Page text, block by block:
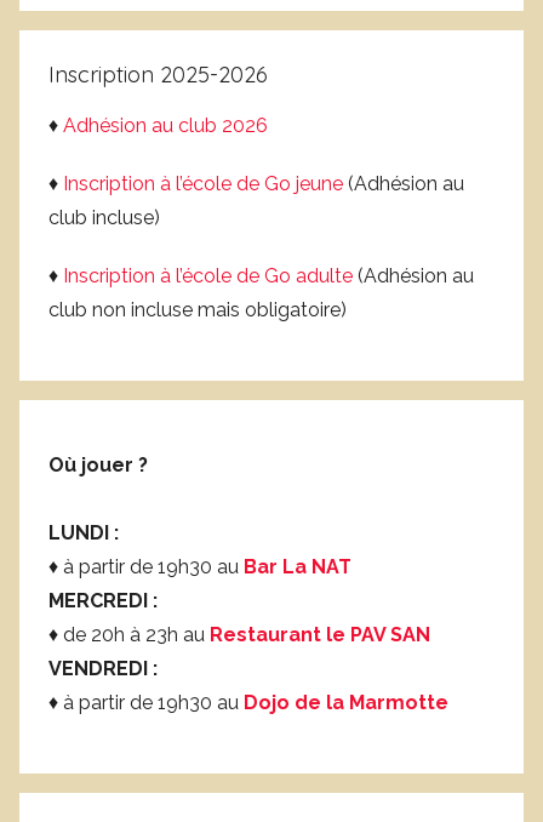
l
s
é
:
Inscription 2025-2026
♦ Adhésion au club 2026
♦ Inscription à l’école de Go jeune (Adhésion au
club incluse)
♦ Inscription à l’école de Go adulte (Adhésion au
club non incluse mais obligatoire)
Où jouer ?
LUNDI :
♦ à partir de 19h30 au Bar La NAT
MERCREDI :
♦ de 20h à 23h au Restaurant le PAV SAN
VENDREDI :
♦ à partir de 19h30 au Dojo de la Marmotte